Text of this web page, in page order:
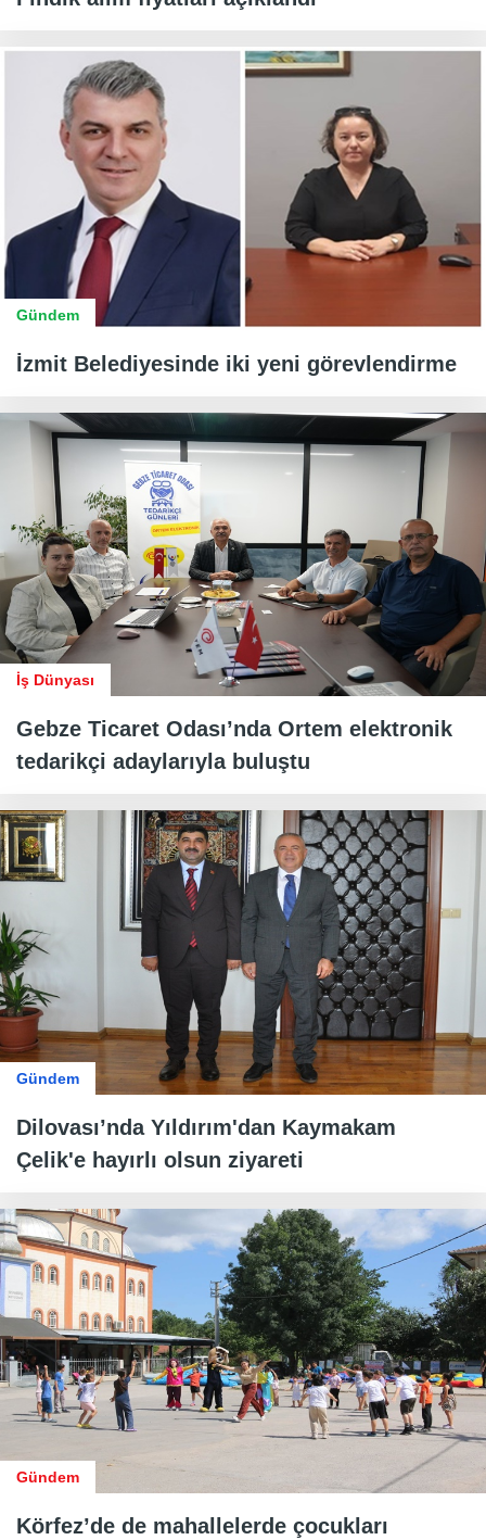
Gündem
İzmit Belediyesinde iki yeni görevlendirme
İş Dünyası
Gebze Ticaret Odası’nda Ortem elektronik
tedarikçi adaylarıyla buluştu
Gündem
Dilovası’nda Yıldırım'dan Kaymakam
Çelik'e hayırlı olsun ziyareti
Gündem
Körfez’de de mahallelerde çocukları